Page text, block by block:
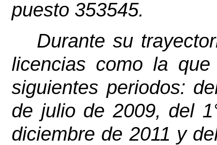
puesto 353545.
Durante su
licencias como la
siguientes periodos:
de julio de 2009, del
diciembre de 2011 y